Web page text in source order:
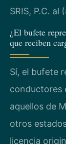
SRIS, P.C. al
¿El bufete
que reciben
Sí, el bufete
conductores
aquellos de
otros
licencia